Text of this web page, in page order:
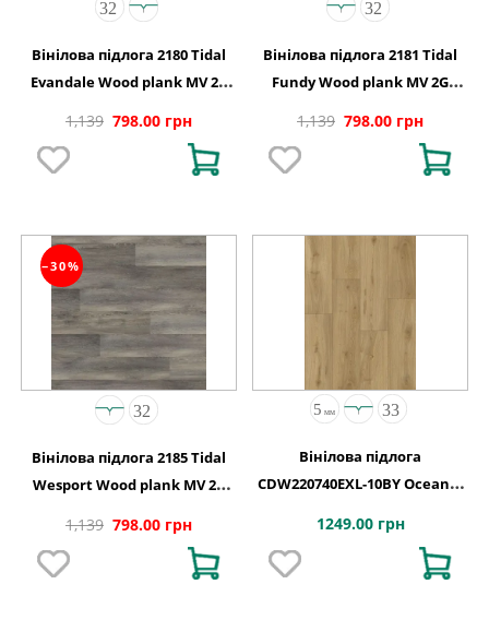
Вінілова підлога 2180 Tidal
Evandale Wood plank MV 2G
1,139 798.00 грн
Вінілова підлога 2181 Tidal
Fundy Wood plank MV 2G
1,139 798.00 грн
−30%
Вінілова підлога 2185 Tidal
Wesport Wood plank MV 2G
1,139 798.00 грн
Вінілова підлога
CDW220740EXL-10BY Oceania
1220x180x5
1249.00 грн